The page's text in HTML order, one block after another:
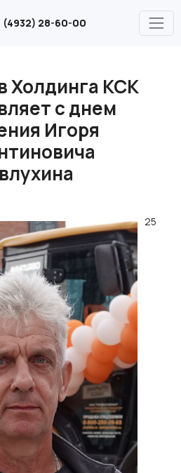
(4932) 28-60-00
Холдинга КСК
с днем
Игоря
25